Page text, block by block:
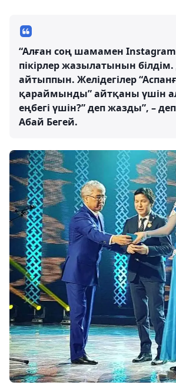
“Алған соң шамамен
пікірлер жазылатынын білдім.
айтыппын. Желідегілер
қараймынды” айтқаны үшін
еңбегі үшін?” деп жазды”, – деп
Абай Бегей.